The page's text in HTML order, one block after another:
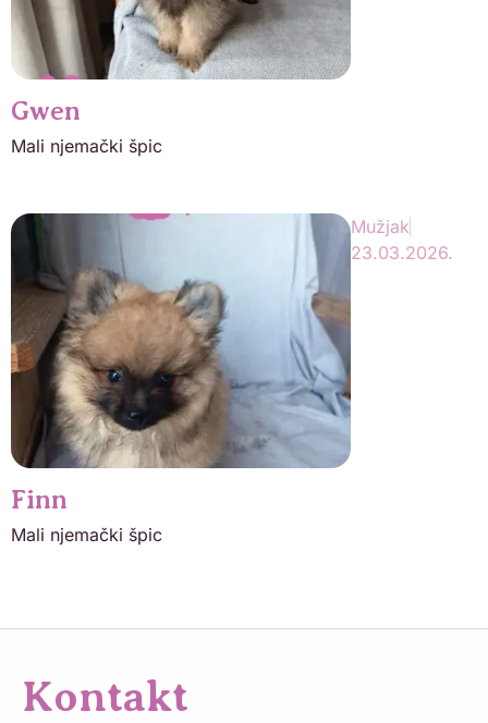
Gwen
Mali njemački špic
Finn
Mali njemački špic
Mužjak
23.03.2026.
Kontakt